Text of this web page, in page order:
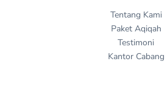
Tentang Kami
Paket Aqiqah
Testimoni
Kantor Cabang